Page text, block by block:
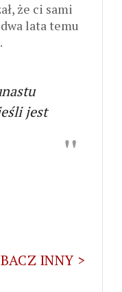
że ci sami
lata temu
jest
INNY >